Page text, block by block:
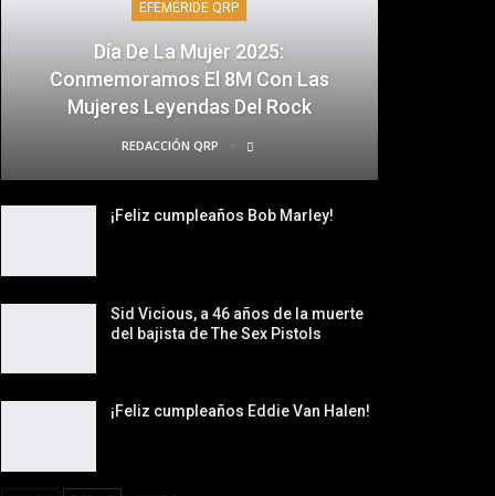
EFEMÉRIDE QRP
Día De La Mujer 2025:
Conmemoramos El 8M Con Las
Mujeres Leyendas Del Rock
REDACCIÓN QRP
¡Feliz cumpleaños Bob Marley!
Sid Vicious, a 46 años de la muerte
del bajista de The Sex Pistols
¡Feliz cumpleaños Eddie Van Halen!